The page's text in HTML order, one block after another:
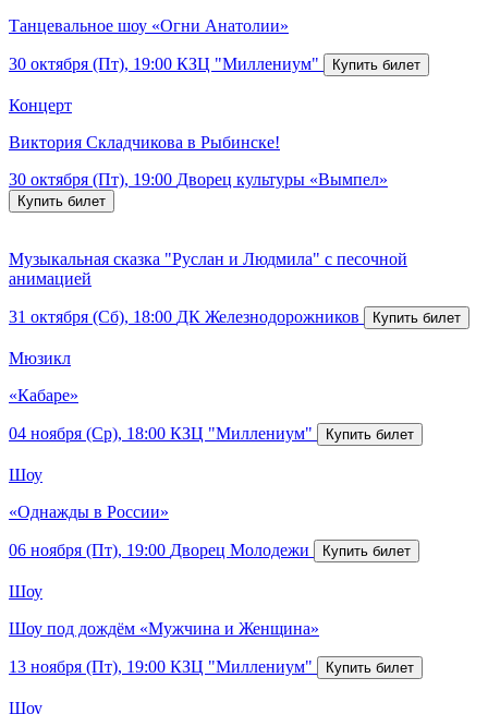
Танцевальное шоу «Огни Анатолии»
30 октября (Пт), 19:00 КЗЦ "Миллениум"
Концерт
Виктория Складчикова в Рыбинске!
30 октября (Пт), 19:00 Дворец культуры «Вымпел»
Музыкальная сказка "Руслан и Людмила" с песочной
анимацией
31 октября (Сб), 18:00 ДК Железнодорожников
Мюзикл
«Кабаре»
04 ноября (Ср), 18:00 КЗЦ "Миллениум"
Шоу
«Однажды в России»
06 ноября (Пт), 19:00 Дворец Молодежи
Шоу
Шоу под дождём «Мужчина и Женщина»
13 ноября (Пт), 19:00 КЗЦ "Миллениум"
Шоу